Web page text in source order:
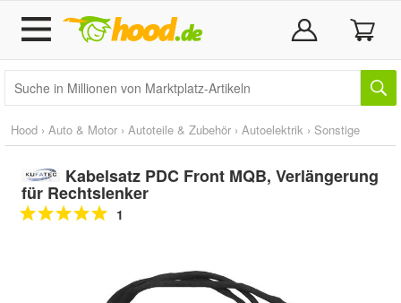
Hood › Auto & Motor › Autoteile & Zubehör › Autoelektrik › Sonstige
Kabelsatz PDC Front MQB, Verlängerung
für Rechtslenker
1